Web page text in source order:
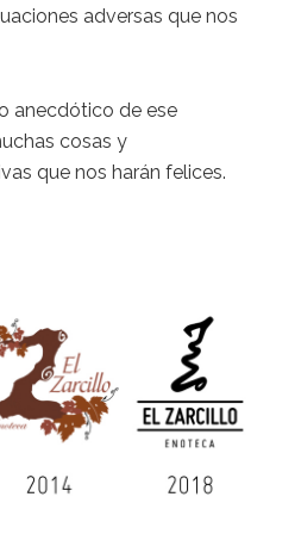
adversas que nos
anecdótico de ese
cosas y
que nos harán felices.